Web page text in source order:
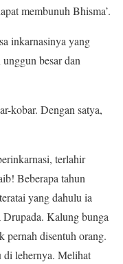
membunuh Bhisma’.
inkarnasinya yang
besar dan
kobar. Dengan satya,
terlahir
Beberapa tahun
yang dahulu ia
Drupada. Kalung bunga
pernah disentuh orang.
di lehernya. Melihat